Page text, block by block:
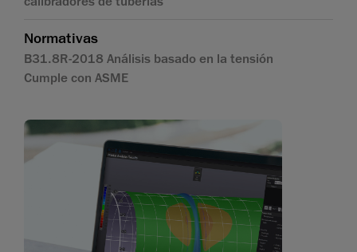
Normativas
B31.8R-2018 Análisis basado en la tensión
Cumple con ASME